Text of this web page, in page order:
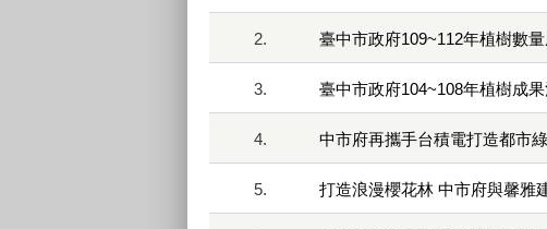
2. 臺中市政府109~112年植樹數
3. 臺中市政府104~108年植樹成
4. 中市府再攜手台積電打造都市
5. 打造浪漫櫻花林 中市府與馨雅